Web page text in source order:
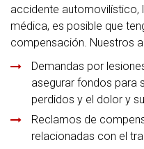
accidente automovilístico,
médica, es posible que
compensación. Nuestros
Demandas por
asegurar fondos para
perdidos y el dolor y
Reclamos de
relacionadas con el